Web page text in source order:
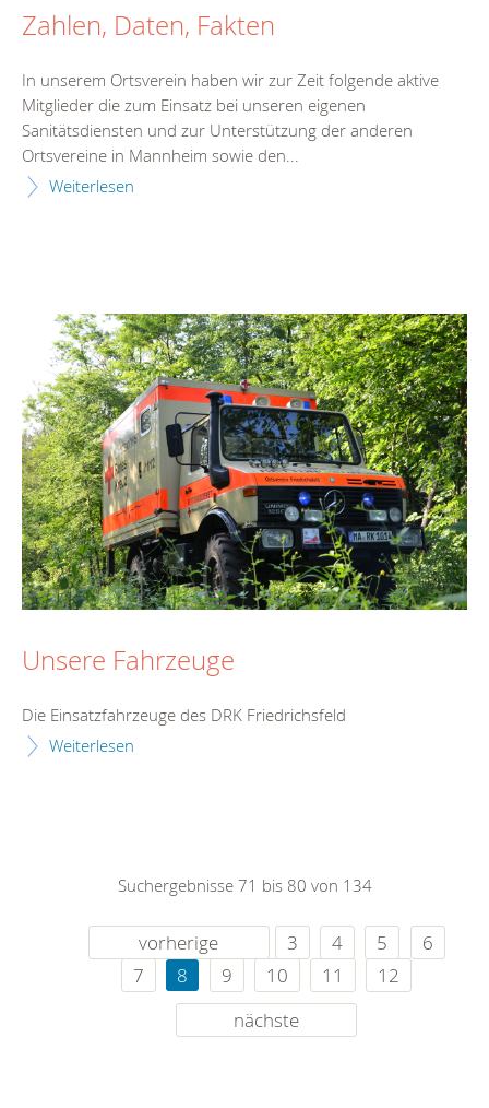
Zahlen, Daten, Fakten
In unserem Ortsverein haben wir zur Zeit folgende aktive
Mitglieder die zum Einsatz bei unseren eigenen
Sanitätsdiensten und zur Unterstützung der anderen
Ortsvereine in Mannheim sowie den...
Weiterlesen
Unsere Fahrzeuge
Die Einsatzfahrzeuge des DRK Friedrichsfeld
Weiterlesen
Suchergebnisse 71 bis 80 von 134
vorherige 3 4 5
6
7
8 9 10 11
12
nächste